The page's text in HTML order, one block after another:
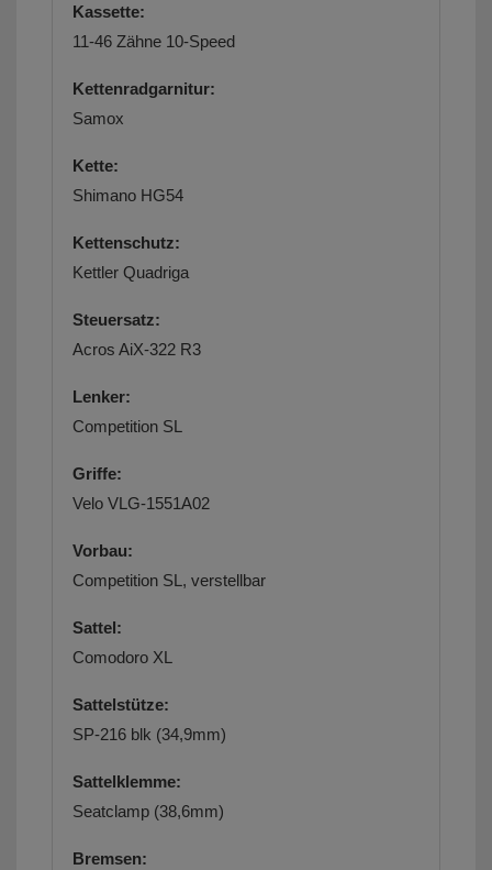
Kassette:
11-46 Zähne 10-Speed
Kettenradgarnitur:
Samox
Kette:
Shimano HG54
Kettenschutz:
Kettler Quadriga
Steuersatz:
Acros AiX-322 R3
Lenker:
Competition SL
Griffe:
Velo VLG-1551A02
Vorbau:
Competition SL, verstellbar
Sattel:
Comodoro XL
Sattelstütze:
SP-216 blk (34,9mm)
Sattelklemme:
Seatclamp (38,6mm)
Bremsen: